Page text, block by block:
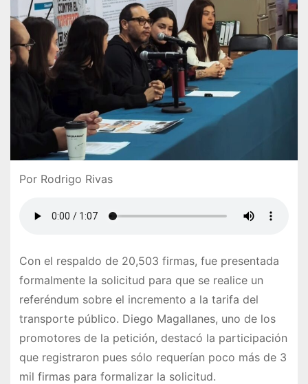
Por Rodrigo Rivas
Con el respaldo de 20,503 firmas, fue presentada
formalmente la solicitud para que se realice un
referéndum sobre el incremento a la tarifa del
transporte público. Diego Magallanes, uno de los
promotores de la petición, destacó la participación
que registraron pues sólo requerían poco más de 3
mil firmas para formalizar la solicitud.